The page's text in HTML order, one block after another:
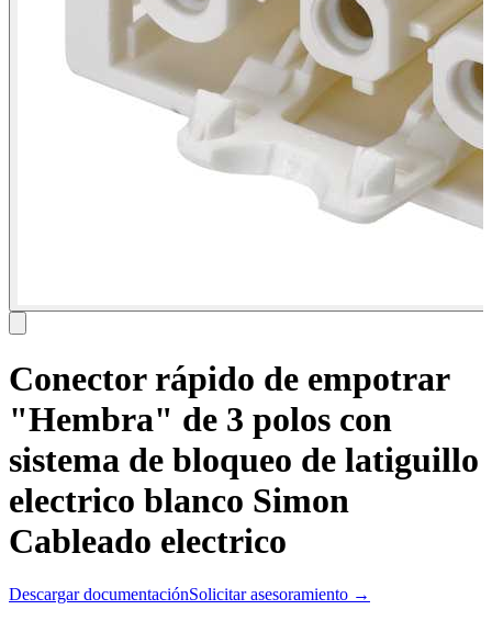
Conector rápido de empotrar
"Hembra" de 3 polos con
sistema de bloqueo de latiguillo
electrico blanco Simon
Cableado electrico
Descargar documentaciónSolicitar asesoramiento →